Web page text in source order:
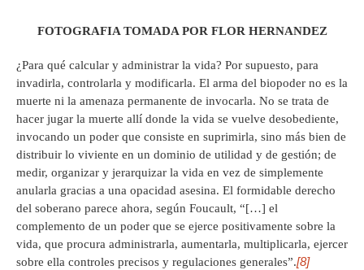
FOTOGRAFIA TOMADA POR FLOR HERNANDEZ
¿Para qué calcular y administrar la vida? Por supuesto, para
invadirla, controlarla y modificarla. El arma del biopoder no es la
muerte ni la amenaza permanente de invocarla. No se trata de
hacer jugar la muerte allí donde la vida se vuelve desobediente,
invocando un poder que consiste en suprimirla, sino más bien de
distribuir lo viviente en un dominio de utilidad y de gestión; de
medir, organizar y jerarquizar la vida en vez de simplemente
anularla gracias a una opacidad asesina. El formidable derecho
del soberano parece ahora, según Foucault, “[…] el
complemento de un poder que se ejerce positivamente sobre la
vida, que procura administrarla, aumentarla, multiplicarla, ejercer
sobre ella controles precisos y regulaciones generales”.[8]